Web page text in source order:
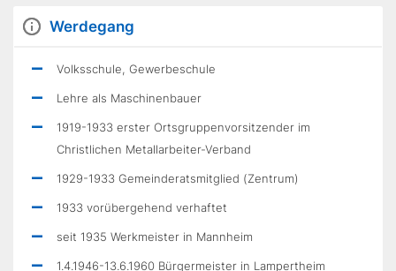
Werdegang
Volksschule, Gewerbeschule
Lehre als Maschinenbauer
1919-1933 erster Ortsgruppenvorsitzender im
Christlichen Metallarbeiter-Verband
1929-1933 Gemeinderatsmitglied (Zentrum)
1933 vorübergehend verhaftet
seit 1935 Werkmeister in Mannheim
1.4.1946-13.6.1960 Bürgermeister in Lampertheim